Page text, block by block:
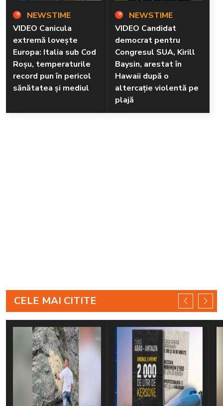
NEWSTIME
VIDEO Canicula
extremă lovește
Europa: Italia sub Cod
Roșu, temperaturile
record pun în pericol
sănătatea și mediul
NEWSTIME
VIDEO Candidat
democrat pentru
Congresul SUA, Kirill
Baysin, arestat în
Hawaii după o
altercație violentă pe
plajă
CELE MAI CITITE